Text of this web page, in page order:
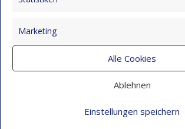
Marketing
Alle Cookies
Ablehnen
Einstellungen speichern
Cali füllt sich mit Worten: Ein
15. Dezember 2025
Festival-Seminar für
Wo Gemeinschaft und Musik neue